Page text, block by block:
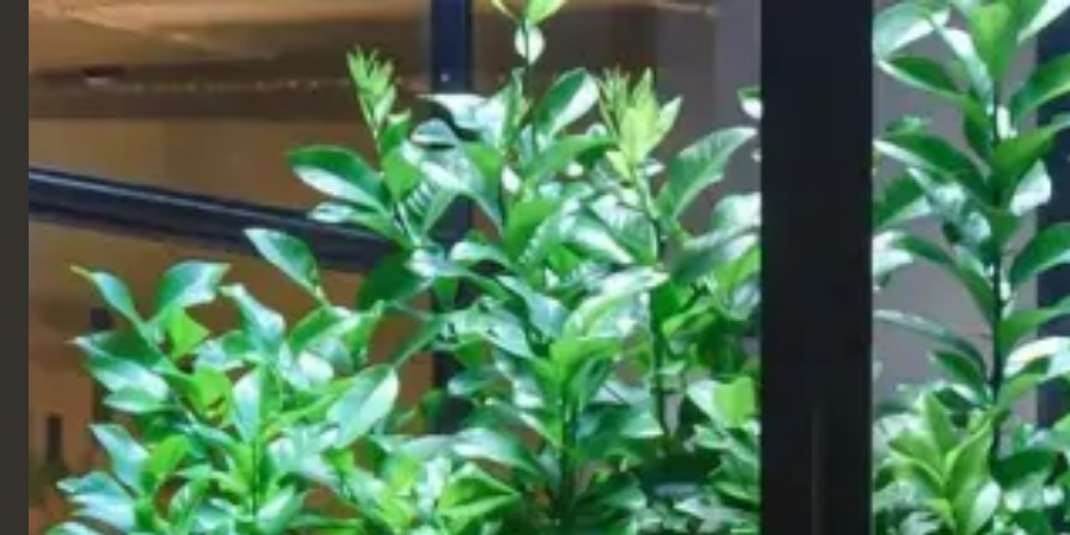
FRANÇAIS
Produits Notre travail A propos de
CENTRES COMMERCIAUX
All Star Lanes
Westfield Sq, Londres
All Star Lanes est un bowling rétro-américain de 14
pistes avec des hamburgers, des cocktails et une
bande entraînante !
Situé à Westfield Square près d’Ariel Way. C'est
l'endroit idéal pour faire une partie de bowling
compétitive ou détendue avec vos amis et votre
famille, tout en dégustant de délicieux plats et